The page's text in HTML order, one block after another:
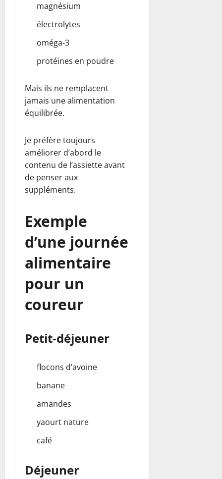
magnésium
électrolytes
oméga-3
protéines en poudre
Mais ils ne remplacent
jamais une alimentation
équilibrée.
Je préfère toujours
améliorer d’abord le
contenu de l’assiette avant
de penser aux
suppléments.
Exemple
d’une journée
alimentaire
pour un
coureur
Petit-déjeuner
flocons d’avoine
banane
amandes
yaourt nature
café
Déjeuner